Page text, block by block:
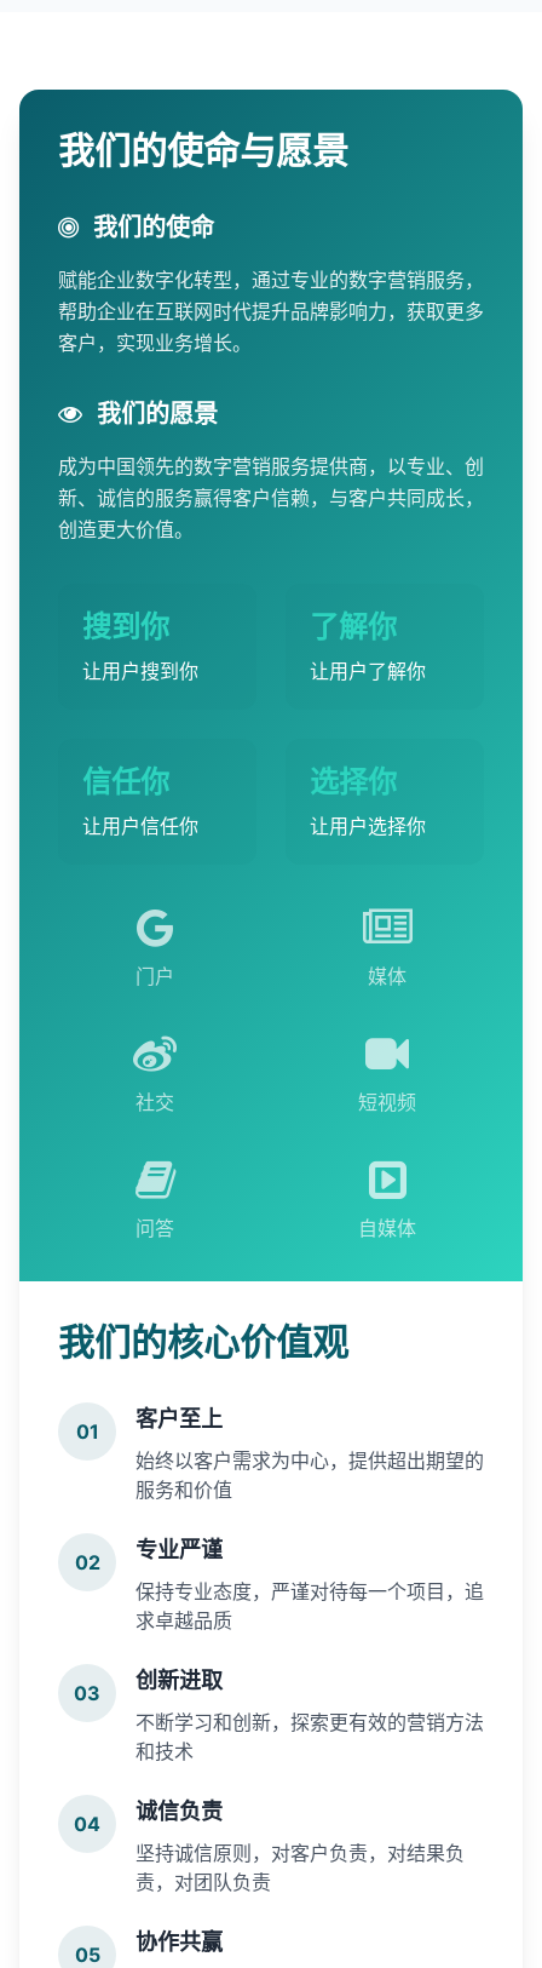
我们的使命与愿景
我们的使命
赋能企业数字化转型，通过专业的数字营销服务，
帮助企业在互联网时代提升品牌影响力，获取更多
客户，实现业务增长。
我们的愿景
成为中国领先的数字营销服务提供商，以专业、创
新、诚信的服务赢得客户信赖，与客户共同成长，
创造更大价值。
搜到你
让用户搜到你
了解你
让用户了解你
信任你
让用户信任你
选择你
让用户选择你
门户 媒体
社交 短视频
问答 自媒体
我们的核心价值观
01 客户至上
始终以客户需求为中心，提供超出期望的
服务和价值
02 专业严谨
保持专业态度，严谨对待每一个项目，追
求卓越品质
03 创新进取
不断学习和创新，探索更有效的营销方法
和技术
04 诚信负责
坚持诚信原则，对客户负责，对结果负
责，对团队负责
05 协作共赢